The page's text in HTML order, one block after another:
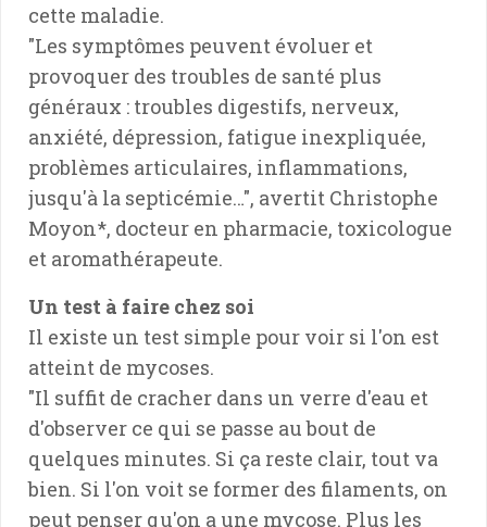
cette maladie.
"Les symptômes peuvent évoluer et
provoquer des troubles de santé plus
généraux : troubles digestifs, nerveux,
anxiété, dépression, fatigue inexpliquée,
problèmes articulaires, inflammations,
jusqu'à la septicémie…", avertit Christophe
Moyon*, docteur en pharmacie, toxicologue
et aromathérapeute.
Un test à faire chez soi
Il existe un test simple pour voir si l'on est
atteint de mycoses.
"Il suffit de cracher dans un verre d'eau et
d'observer ce qui se passe au bout de
quelques minutes. Si ça reste clair, tout va
bien. Si l'on voit se former des filaments, on
peut penser qu'on a une mycose. Plus les